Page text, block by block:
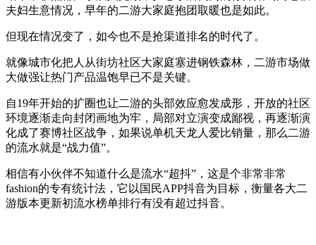
夫妇生意情况，早年的二游大家庭抱团取暖也是如此。
但现在情况变了，如今也不是抢渠道排名的时代了。
就像城市化把人从街坊社区大家庭塞进钢铁森林，二游市场做
大做强让热门产品温饱早已不是关键。
自19年开始的扩圈也让二游的头部效应愈发成形，开放的社区
环境逐渐走向封闭画地为牢，局部对立演变成鄙视，再逐渐演
化成了赛博社区战争，如果说单机天龙人爱比销量，那么二游
的流水就是“战力值”。
相信有小伙伴不知道什么是流水“超抖”，这是个非常非常
fashion的专有统计法，它以国民APP抖音为目标，衡量各大二
游版本更新初流水榜单排行有没有超过抖音。